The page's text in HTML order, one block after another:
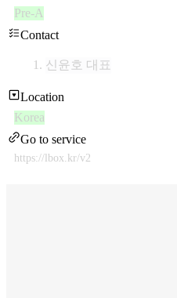
Pre-A
Contact
신윤호 대표
Location
Korea
Go to service
https://lbox.kr/v2